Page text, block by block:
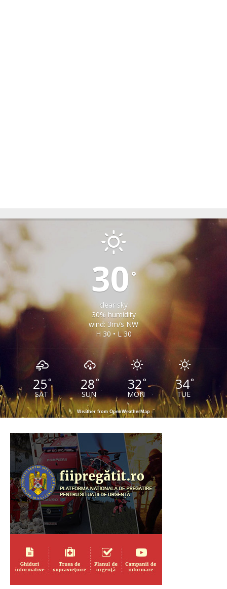
30 °
clear sky
30% humidity
wind: 3m/s NW
H 30 • L 30
25°
SAT
28°
SUN
32°
MON
34°
TUE
Weather from OpenWeatherMap